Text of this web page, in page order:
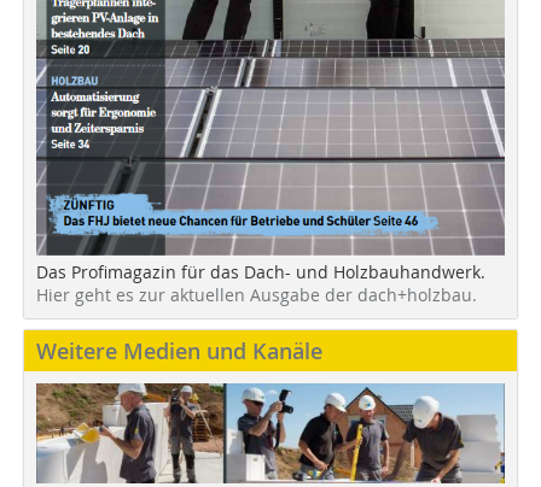
Das Profimagazin für das Dach- und Holzbauhandwerk.
Hier geht es zur aktuellen Ausgabe der dach+holzbau.
Weitere Medien und Kanäle